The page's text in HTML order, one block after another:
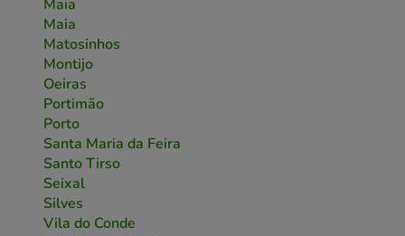
Maia
Maia
Matosinhos
Montijo
Oeiras
Portimão
Porto
Santa Maria da Feira
Santo Tirso
Seixal
Silves
Vila do Conde